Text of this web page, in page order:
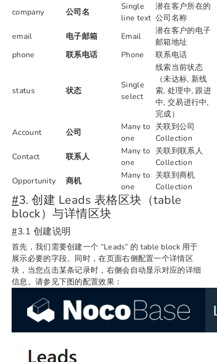
company 公司名
Single
line text
潜在客户所在的
公司名称
email
电子邮箱 Email
潜在客户的电子
邮箱地址
phone
联系电话 Phone 联系电话
status 状态
Single
select
线索当前状态
（未达标, 新线
索, 处理中, 跟进
中, 交易进行中,
完成）
Account
公司
Many to
one
关联到公司
Collection
Contact
联系人
Many to
one
关联到联系人
Collection
Opportunity
商机
Many to
one
关联到商机
Collection
#3. 创建 Leads 表格区块（table
block）与详情区块
#3.1 创建说明
首先，我们需要创建一个 “Leads” 的 table block 用于
展示必要的字段。同时，在页面右侧配置一个详情区
块，当您点击某条记录时，右侧会自动显示对应的详细
信息。请参见下图的配置效果：